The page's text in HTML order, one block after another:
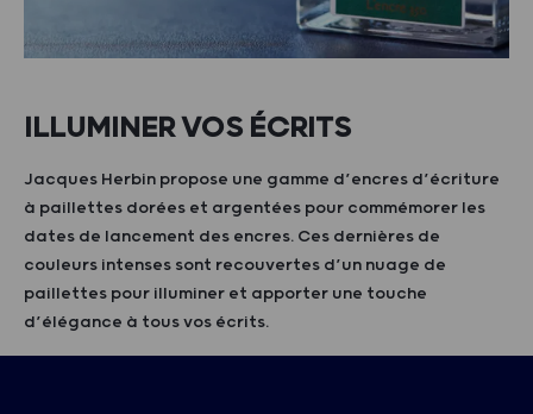
ILLUMINER VOS ÉCRITS
Jacques Herbin propose une gamme d’encres d’écriture
à paillettes dorées et argentées pour commémorer les
dates de lancement des encres. Ces dernières de
couleurs intenses sont recouvertes d’un nuage de
paillettes pour illuminer et apporter une touche
d’élégance à tous vos écrits.